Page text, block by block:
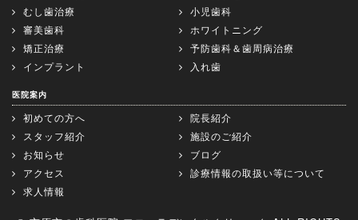
むし歯治療
小児歯科
審美歯科
ホワイトニング
矯正治療
予防歯科＆歯周病治療
インプラント
入れ歯
医院案内
初めての方へ
院長紹介
スタッフ紹介
施設のご紹介
お知らせ
ブログ
アクセス
診療情報の取扱い等について
求人情報